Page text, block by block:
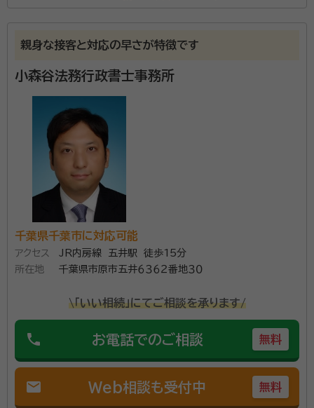
政書士としてはもうすぐ開業7年目
事務所口コミ（抜粋）：
account_circle 満足度 4.0
ご利用時期：2023/12
面談の感想
初動はとても良く、自宅まで来て頂き丁寧なわかりやすい説明をして頂
きました。
契約後の感想
入金後、1ヶ月過ぎても連絡がなく、こちらから連絡し確認！途中経過の
連絡が欲しい。不安である。
7年目の相続手続き等専門の行政書士です、現在は年間
100件近くの相続遺言等の相談をうけ、年間50件近く
20年以上付き合いのある提携司法書士に依頼し、相続
税申告等の手続きについては15年以上付き合いのある
提携税理士に依頼しておりますので安心してご相談い
きにおいて少しでも相続人の方々の負担、不安を減らせ
るように業務に取り組んでおります。
所属団体： 千葉県行政書士会
親身な接客と対応の早さが特徴です
小森谷法務行政書士事務所
千葉県千葉市に対応可能
アクセス
JR内房線 五井駅 徒歩15分
所在地
千葉県市原市五井６３６２番地３０
\「いい相続」にてご相談を承ります/
phone お電話でのご相談 無料
mail Web相談も受付中 無料